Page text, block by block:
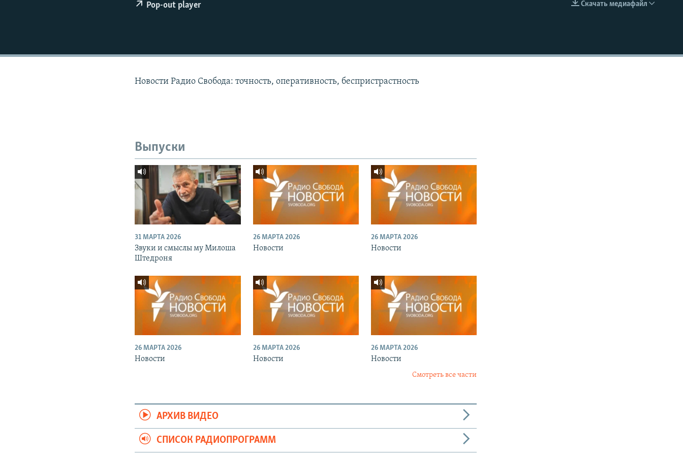
EMBED
Скачать медиафайл
Pop-out player
Новости Радио Свобода: точность, оперативность, беспристрастность
Выпуски
31 МАРТА 2026
Звуки и смыслы му Милоша
Штедроня
26 МАРТА 2026
Новости
26 МАРТА 2026
Новости
26 МАРТА 2026
Новости
26 МАРТА 2026
Новости
26 МАРТА 2026
Новости
Смотреть все части
АРХИВ ВИДЕО
СПИСОК РАДИОПРОГРАММ